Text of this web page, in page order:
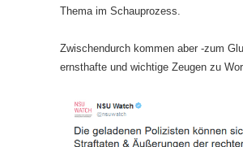
Thema im Schauprozess.
Zwischendurch kommen aber -zum
ernsthafte und wichtige Zeugen zu